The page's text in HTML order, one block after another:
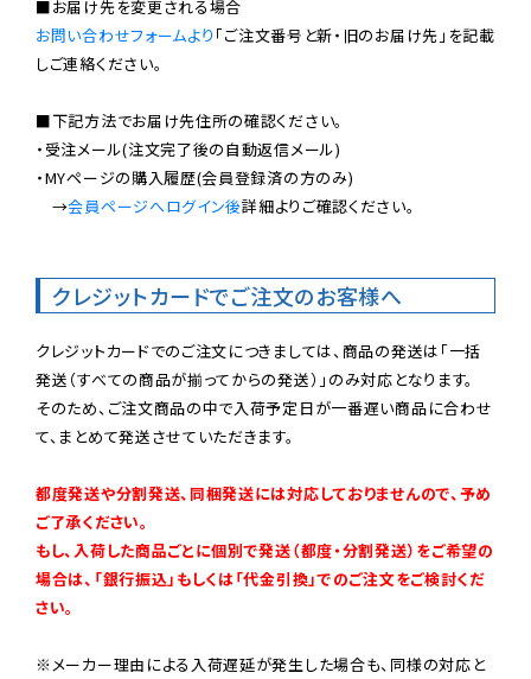
お問い合わせフォームより 「ご注文番号と新・旧のお届け先」を記載
しご連絡ください。
■下記方法でお届け先住所の確認ください。
・受注メール(注文完了後の自動返信メール)
・MYページの購入履歴(会員登録済の方のみ)
→会員ページへログイン後詳細よりご確認ください。
クレジットカードでご注文のお客様へ
クレジットカードでのご注文につきましては、商品の発送は「一括
発送（すべての商品が揃ってからの発送）」のみ対応となります。
そのため、ご注文商品の中で入荷予定日が一番遅い商品に合わせ
て、まとめて発送させていただきます。
都度発送や分割発送、同梱発送には対応しておりませんので、予め
ご了承ください。
もし、入荷した商品ごとに個別で発送（都度・分割発送）をご希望の
場合は、「銀行振込」もしくは「代金引換」でのご注文をご検討くだ
さい。
※メーカー理由による入荷遅延が発生した場合も、同様の対応と